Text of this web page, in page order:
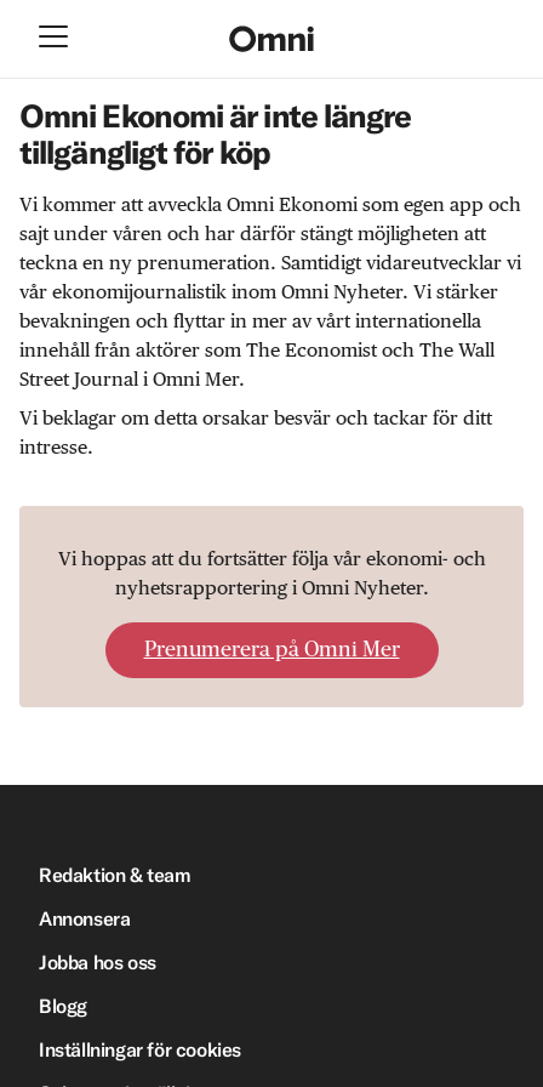
Omni Ekonomi är inte längre
tillgängligt för köp
Vi kommer att avveckla Omni Ekonomi som egen app och
sajt under våren och har därför stängt möjligheten att
teckna en ny prenumeration. Samtidigt vidareutvecklar vi
vår ekonomijournalistik inom Omni Nyheter. Vi stärker
bevakningen och flyttar in mer av vårt internationella
innehåll från aktörer som The Economist och The Wall
Street Journal i Omni Mer.
Vi beklagar om detta orsakar besvär och tackar för ditt
intresse.
Vi hoppas att du fortsätter följa vår ekonomi- och
nyhetsrapportering i Omni Nyheter.
Prenumerera på Omni Mer
Redaktion & team
Annonsera
Jobba hos oss
Blogg
Inställningar för cookies